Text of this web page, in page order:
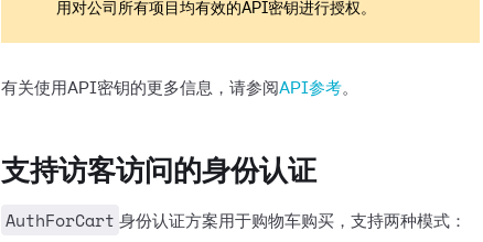
用对公司所有项目均有效的API密钥进行授权。
有关使用API密钥的更多信息，请参阅 API参考。
支持访客访问的身份认证
AuthForCart 身份认证方案用于购物车购买，支持两种模式：